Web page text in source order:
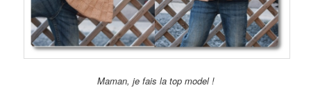
Maman, je fais la top model !